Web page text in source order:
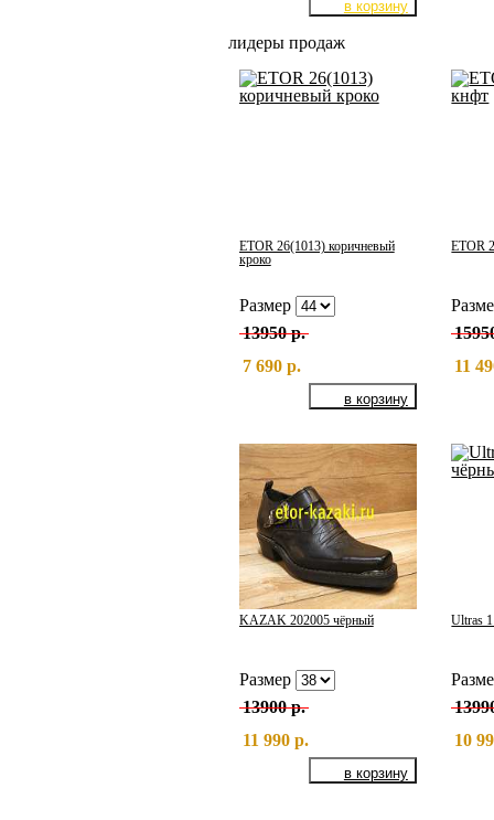
лидеры продаж
ETOR 26(1013) коричневый
кроко
Размер
13950 р.
7 690 р.
ETOR
11
KAZAK 202005 чёрный
Размер
13900 р.
11 990 р.
Ultras
10